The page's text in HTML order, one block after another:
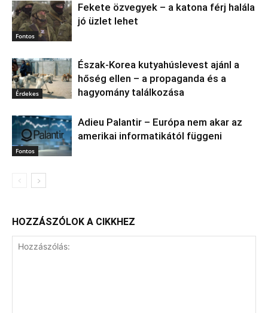
Fontos
Fekete özvegyek – a katona férj halála
jó üzlet lehet
Érdekes
Észak‑Korea kutyahúslevest ajánl a
hőség ellen – a propaganda és a
hagyomány találkozása
Fontos
Adieu Palantir – Európa nem akar az
amerikai informatikától függeni
HOZZÁSZÓLOK A CIKKHEZ